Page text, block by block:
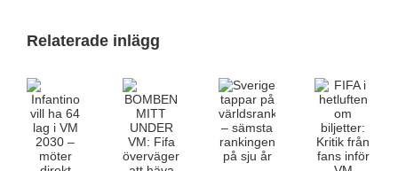
Relaterade inlägg